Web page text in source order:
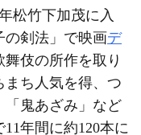
松竹下加茂に入
の剣法」で映画デ
伎の所作を取り
まち人気を得、つ
「鬼あざみ」など
年間に約120本に